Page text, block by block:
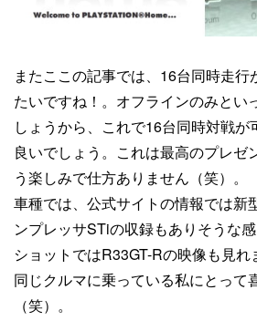
またここの記事では、16台同時走
たいですね！。オフラインのみとい
しょうから、これで16台同時対戦が
良いでしょう。これは最高のプレゼ
う楽しみで仕方ありません（笑）。
車種では、公式サイトの情報では新
ンプレッサSTiの収録もありそうな
ショットではR33GT-Rの映像も見
同じクルマに乗っている私にとって
（笑）。